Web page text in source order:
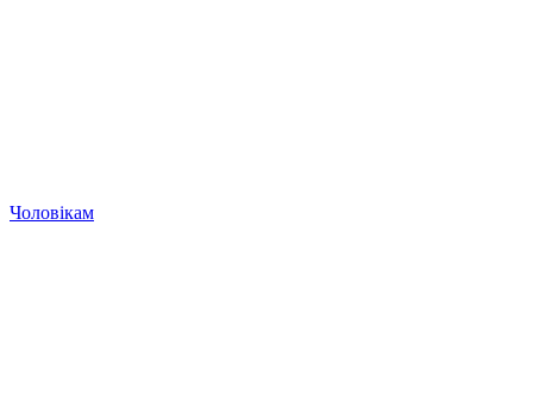
Чоловікам